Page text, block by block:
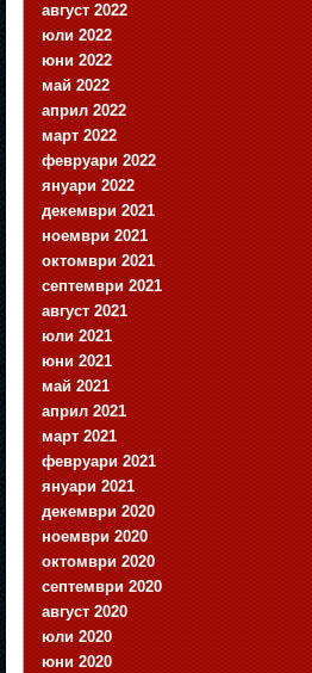
август 2022
юли 2022
юни 2022
май 2022
април 2022
март 2022
февруари 2022
януари 2022
декември 2021
ноември 2021
октомври 2021
септември 2021
август 2021
юли 2021
юни 2021
май 2021
април 2021
март 2021
февруари 2021
януари 2021
декември 2020
ноември 2020
октомври 2020
септември 2020
август 2020
юли 2020
юни 2020